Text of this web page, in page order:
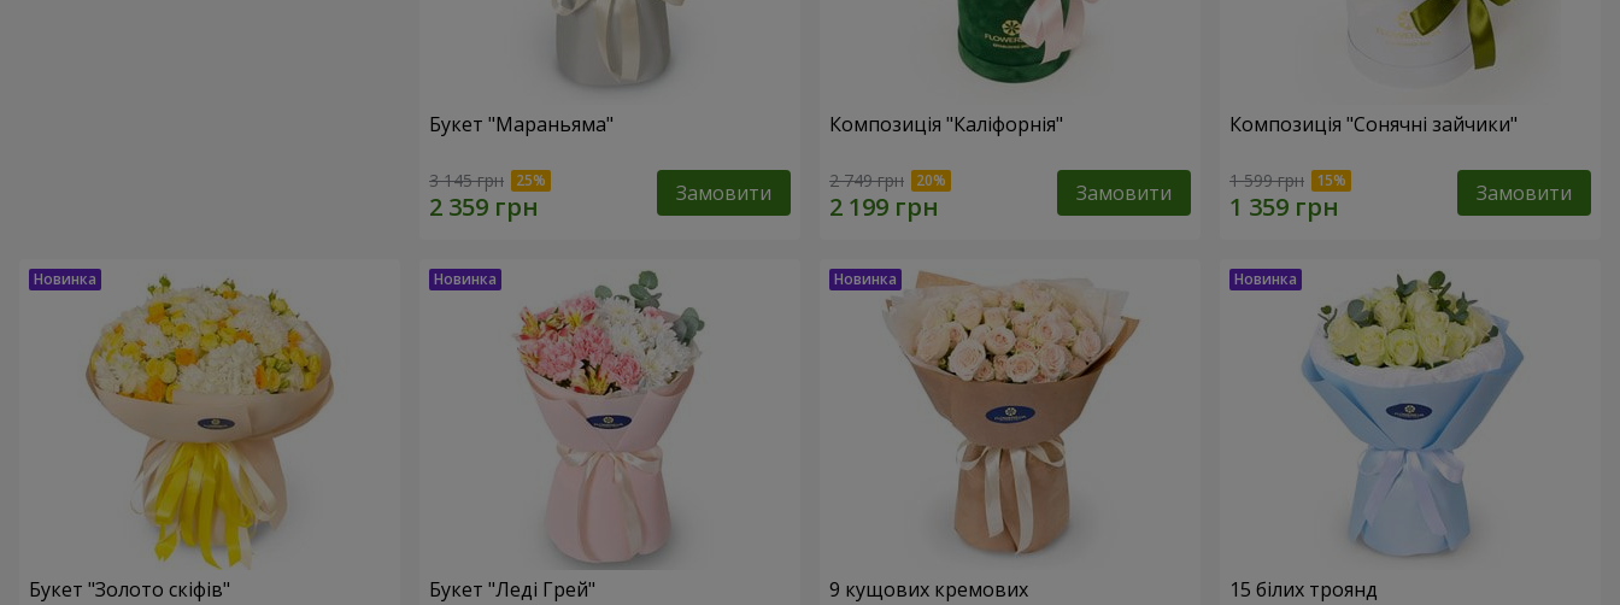
Букет "Мараньяма"
3 145 грн Замовити
Композиція "Каліфорнія"
2 749 грн Замовити
Композиція "Сонячні зайчики"
1 599 грн Замовити
Букет "Золото скіфів" Букет "Леді Грей" 9 кущових кремових 15 білих троянд